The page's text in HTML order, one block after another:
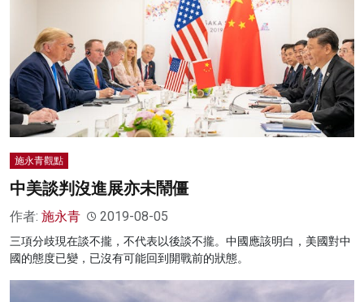
施永青觀點
中美談判沒進展亦未鬧僵
作者: 施永青 2019-08-05
三項分歧現在談不攏，不代表以後談不攏。中國應該明白，美國對中
國的態度已變，已沒有可能回到開戰前的狀態。